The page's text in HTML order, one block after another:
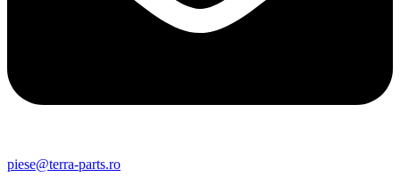
piese@terra-parts.ro